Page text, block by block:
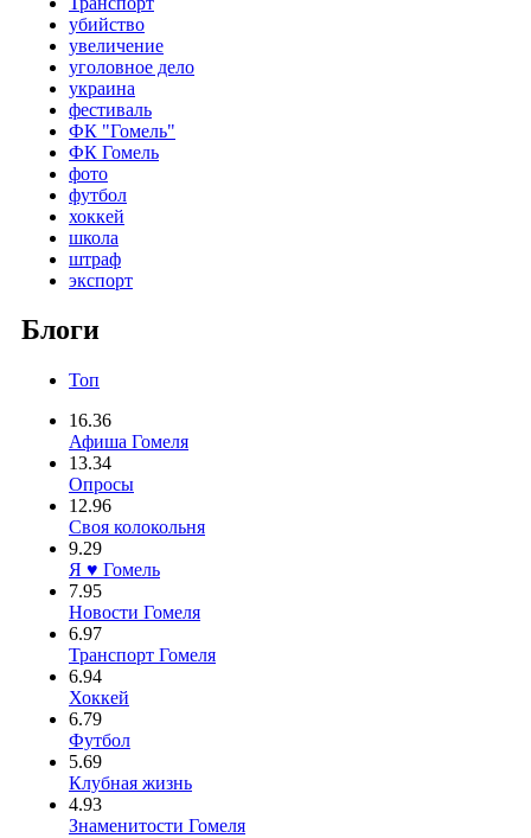
убийство
увеличение
уголовное дело
украина
фестиваль
ФК "Гомель"
ФК Гомель
фото
футбол
хоккей
школа
штраф
экспорт
Блоги
Топ
16.36
Афиша Гомеля
13.34
Опросы
12.96
Своя колокольня
9.29
Я ♥ Гомель
7.95
Новости Гомеля
6.97
Транспорт Гомеля
6.94
Хоккей
6.79
Футбол
5.69
Клубная жизнь
4.93
Знаменитости Гомеля